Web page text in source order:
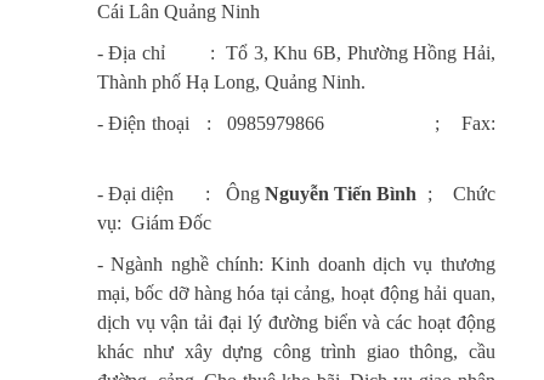
Cái Lân Quảng Ninh
- Địa chỉ : Tổ 3, Khu 6B, Phường Hồng Hải,
Thành phố Hạ Long, Quảng Ninh.
- Điện thoại : 0985979866 ; Fax:
- Đại diện : Ông Nguyễn Tiến Bình ; Chức
vụ: Giám Đốc
- Ngành nghề chính: Kinh doanh dịch vụ thương
mại, bốc dỡ hàng hóa tại cảng, hoạt động hải quan,
dịch vụ vận tải đại lý đường biển và các hoạt động
khác như xây dựng công trình giao thông, cầu